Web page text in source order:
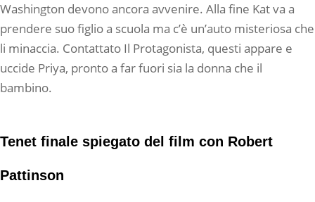
Washington devono ancora avvenire. Alla fine Kat va a
prendere suo figlio a scuola ma c’è un’auto misteriosa che
li minaccia. Contattato Il Protagonista, questi appare e
uccide Priya, pronto a far fuori sia la donna che il
bambino.
Tenet finale spiegato del film con Robert
Pattinson